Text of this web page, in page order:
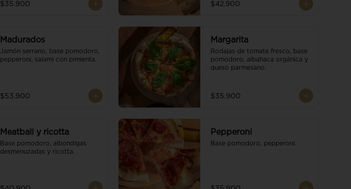
$35.900 $42.900
Madurados
Jamón serrano, base pomodoro,
pepperoni, salami con pimienta.
$53.900
Margarita
Rodajas de tomate fresco, base
pomodoro, albahaca orgánica y
queso parmesano.
$35.900
Meatball y ricotta
Base pomodoro, albondigas
desmenuzadas y ricotta.
Pepperoni
Base pomodoro, pepperoni.